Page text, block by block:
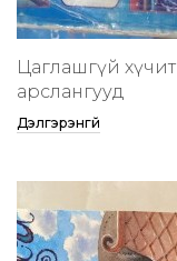
Цаглашгүй хүчит
арслангууд
Дэлгэрэнгүй